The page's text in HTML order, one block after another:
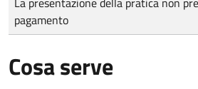
pagamento
Cosa serve